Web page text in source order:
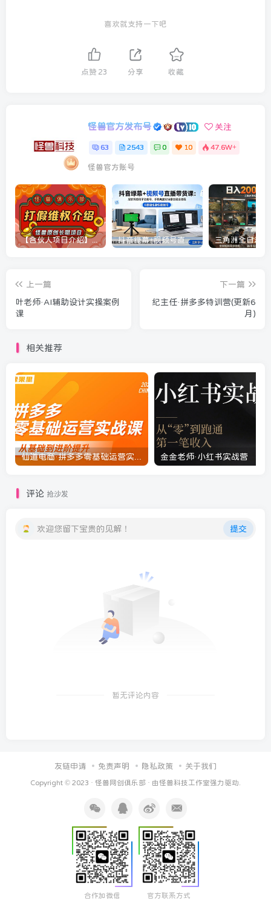
喜欢就支持一下吧
点赞 23 分享 收藏
怪兽官方发布号 关注
63 2543 0 10 47.6W+
怪兽官方账号
【合伙人项目介绍】打假维权项目介绍 抖音绿幕+视频号直播带货课：居家照着稿子念起号，手机电脑双场景搭建全流程
上一篇
叶老师·AI辅助设计实操案例
课
下一篇
纪主任·拼多多特训营(更新6
月)
相关推荐
金金老师·小红书实战营
评论 抢沙发
欢迎您留下宝贵的见解！ 提交
暂无评论内容
友链申请 免责声明 隐私政策 关于我们
Copyright © 2023 · 怪兽网创俱乐部 · 由怪兽科技工作室强力驱动.
合作加微信 官方联系方式